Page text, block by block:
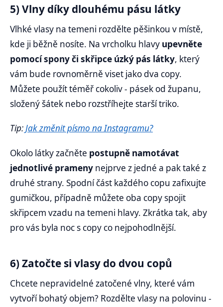
5) Vlny díky dlouhému pásu látky
Vlhké vlasy na temeni rozdělte pěšinkou v místě,
kde ji běžně nosíte. Na vrcholku hlavy upevněte
pomocí spony či skřipce úzký pás látky, který
vám bude rovnoměrně viset jako dva copy.
Můžete použít téměř cokoliv - pásek od županu,
složený šátek nebo rozstříhejte starší triko.
Tip:Jak změnit písmo na Instagramu?
Okolo látky začněte postupně namotávat
jednotlivé prameny nejprve z jedné a pak také z
druhé strany. Spodní část každého copu zafixujte
gumičkou, případně můžete oba copy spojit
skřipcem vzadu na temeni hlavy. Zkrátka tak, aby
pro vás byla noc s copy co nejpohodlnější.
6) Zatočte si vlasy do dvou copů
Chcete nepravidelné zatočené vlny, které vám
vytvoří bohatý objem? Rozdělte vlasy na polovinu -